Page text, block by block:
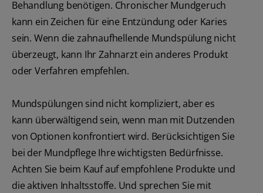
Behandlung benötigen. Chronischer Mundgeruch
kann ein Zeichen für eine Entzündung oder Karies
sein. Wenn die zahnaufhellende Mundspülung nicht
überzeugt, kann Ihr Zahnarzt ein anderes Produkt
oder Verfahren empfehlen.
Mundspülungen sind nicht kompliziert, aber es
kann überwältigend sein, wenn man mit Dutzenden
von Optionen konfrontiert wird. Berücksichtigen Sie
bei der Mundpflege Ihre wichtigsten Bedürfnisse.
Achten Sie beim Kauf auf empfohlene Produkte und
die aktiven Inhaltsstoffe. Und sprechen Sie mit